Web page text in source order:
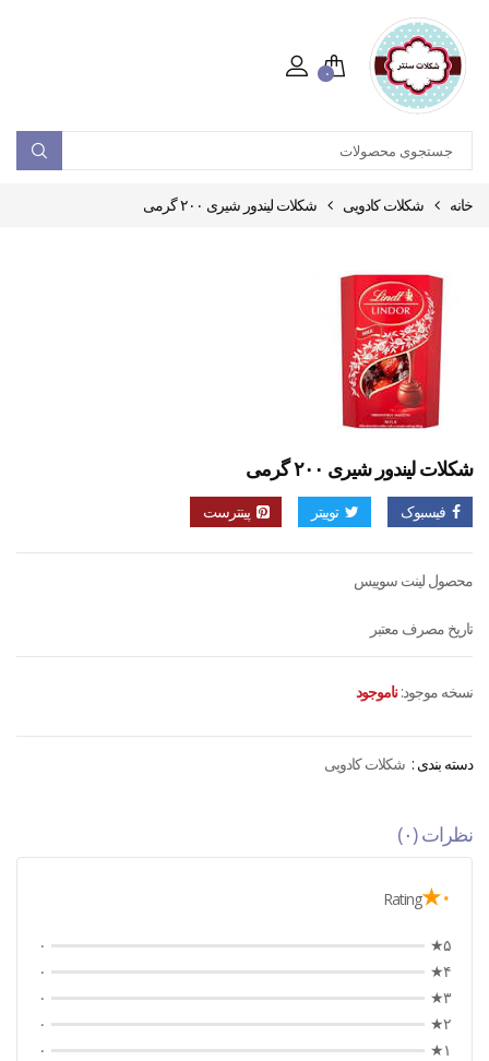
۰
خانه شکلات کادویی شکلات لیندور شیری ۲۰۰ گرمی
شکلات لیندور شیری ۲۰۰ گرمی
فیسبوک توییتر پینترست
محصول لینت سوییس
تاریخ مصرف معتبر
نسخه موجود: ناموجود
دسته بندی : شکلات کادویی
نظرات (۰)
۰★ Rating
۵★
۰
۴★
۰
۳★
۰
۲★
۰
۱★
۰